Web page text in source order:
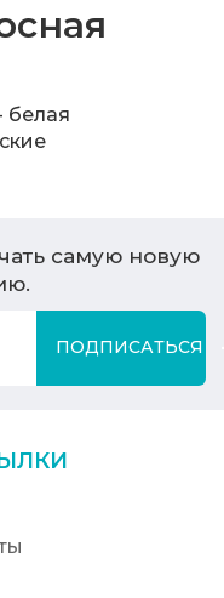
белая
самую новую
ПОДПИСАТЬСЯ